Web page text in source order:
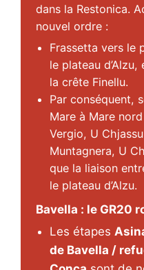
dans la Restonica.
nouvel ordre :
Frassetta vers le
le plateau
la crête Finellu.
Par conséquent,
Mare à Mare
Vergio, U
Muntagnera, U
que la liaison
le plateau d’Alzu.
Bavella : le GR20
Les étapes
de Bavella /